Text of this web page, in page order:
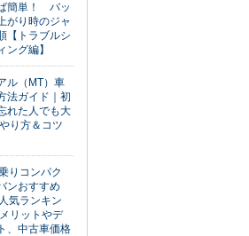
簡単！ バッ
がり時のジャ
【トラブルシ
ング編】
ル（MT）車
法ガイド｜初
れた人でも大
り方＆コツ
りコンパク
ンおすすめ
気ランキン
リットやデ
、中古車価格